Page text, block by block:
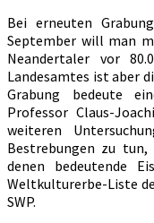
Bei erneuten
September will man
Neandertaler vor
Landesamtes ist aber
Grabung bedeute
Professor Claus-
weiteren
Bestrebungen zu
denen bedeutende
Weltkulturerbe-Liste
SWP.